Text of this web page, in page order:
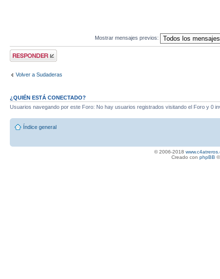
Mostrar mensajes previos:
Publicar una
respuesta
Volver a Sudaderas
¿QUIÉN ESTÁ CONECTADO?
Usuarios navegando por este Foro: No hay usuarios registrados visitando el Foro y 0
Índice general
© 2006-2018
Creado con phpBB